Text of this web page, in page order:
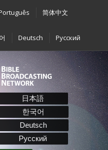
简体中文
Deutsch Pусский
日本語
한국어
Deutsch
Pусский